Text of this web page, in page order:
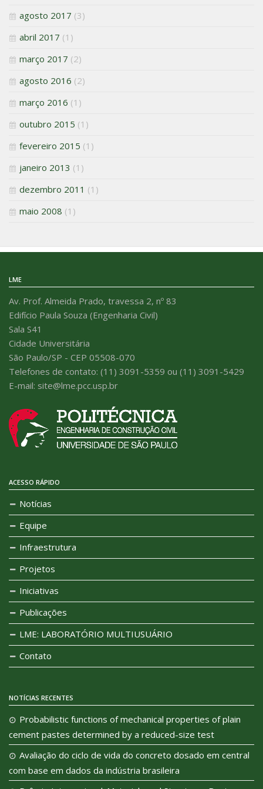
agosto 2017 (3)
abril 2017 (1)
março 2017 (2)
agosto 2016 (2)
março 2016 (1)
outubro 2015 (1)
fevereiro 2015 (1)
janeiro 2013 (1)
dezembro 2011 (1)
maio 2008 (1)
LME
Av. Prof. Almeida Prado, travessa 2, nº 83
Edifício Paula Souza (Engenharia Civil)
Sala S41
Cidade Universitária
São Paulo/SP - CEP 05508-070
Telefones de contato: (11) 3091-5359 ou (11) 3091-5429
E-mail: site@lme.pcc.usp.br
ACESSO RÁPIDO
Notícias
Equipe
Infraestrutura
Projetos
Iniciativas
Publicações
LME: LABORATÓRIO MULTIUSUÁRIO
Contato
NOTÍCIAS RECENTES
Probabilistic functions of mechanical properties of plain
cement pastes determined by a reduced-size test
Avaliação do ciclo de vida do concreto dosado em central
com base em dados da indústria brasileira